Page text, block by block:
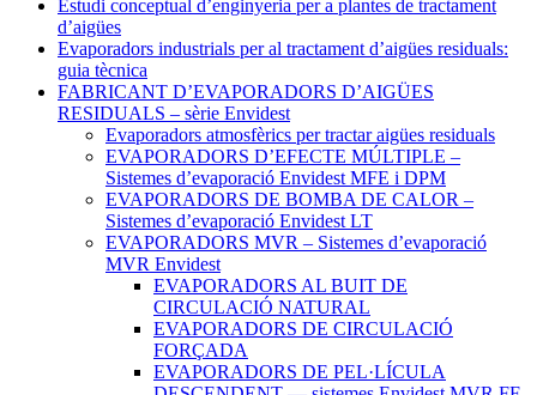
Estudi conceptual d’enginyeria per a plantes de tractament
d’aigües
Evaporadors industrials per al tractament d’aigües residuals:
guia tècnica
FABRICANT D’EVAPORADORS D’AIGÜES
RESIDUALS – sèrie Envidest
Evaporadors atmosfèrics per tractar aigües residuals
EVAPORADORS D’EFECTE MÚLTIPLE –
Sistemes d’evaporació Envidest MFE i DPM
EVAPORADORS DE BOMBA DE CALOR –
Sistemes d’evaporació Envidest LT
EVAPORADORS MVR – Sistemes d’evaporació
MVR Envidest
EVAPORADORS AL BUIT DE
CIRCULACIÓ NATURAL
EVAPORADORS DE CIRCULACIÓ
FORÇADA
EVAPORADORS DE PEL·LÍCULA